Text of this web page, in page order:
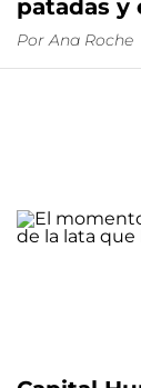
patadas y
Por Ana Roche